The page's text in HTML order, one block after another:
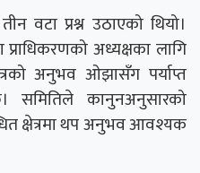
वटा प्रश्न उठाएको थियो।
अध्यक्षका लागि
अनुभव ओझासँग पर्याप्त
कानुनअनुसारको
क्षेत्रमा थप अनुभव आवश्यक